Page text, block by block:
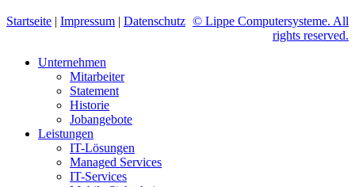
Startseite | Impressum | Datenschutz © Lippe Computersysteme. All
rights reserved.
Unternehmen
Mitarbeiter
Statement
Historie
Jobangebote
Leistungen
IT-Lösungen
Managed Services
IT-Services